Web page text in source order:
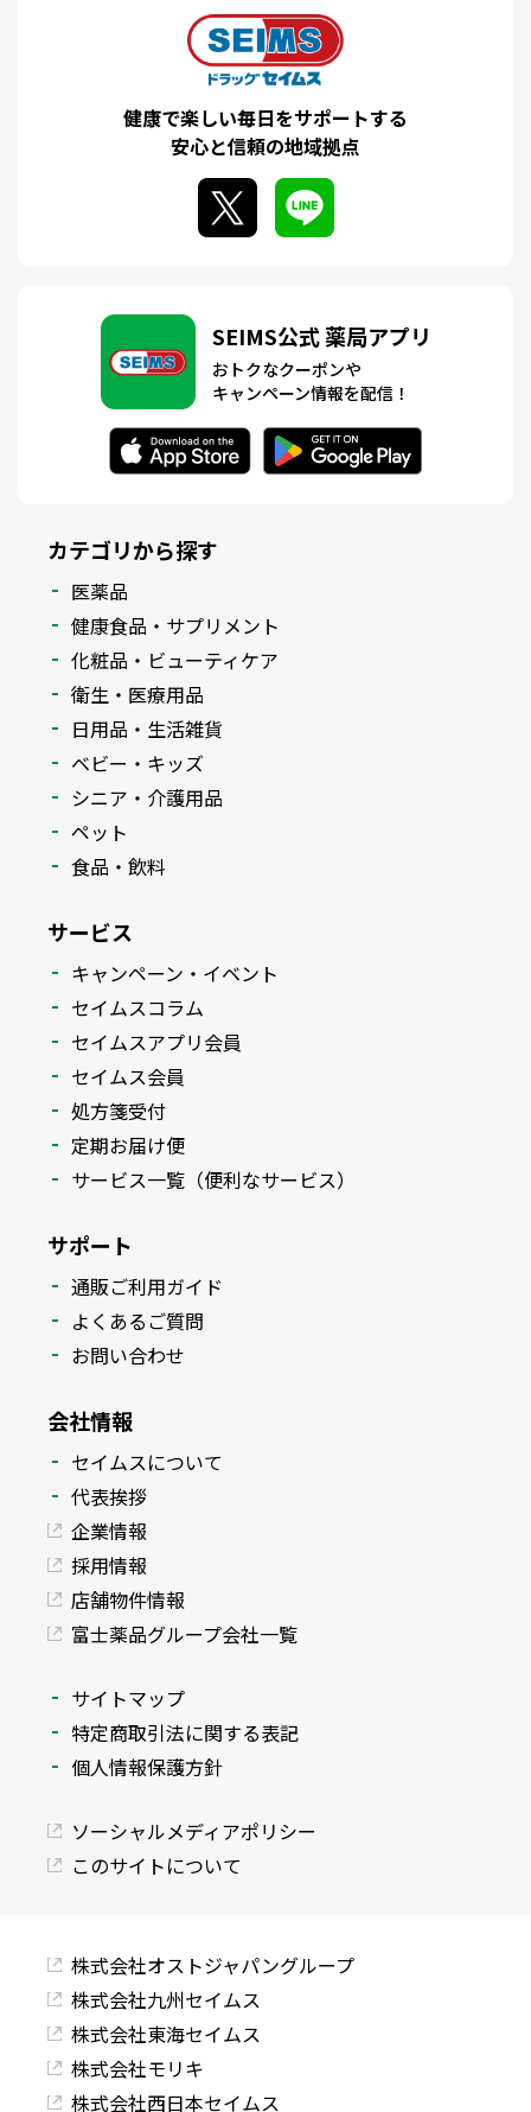
健康で楽しい毎日をサポートする
安心と信頼の地域拠点
SEIMS公式 薬局アプリ
おトクなクーポンや
キャンペーン情報を配信！
カテゴリから探す
医薬品
健康食品・サプリメント
化粧品・ビューティケア
衛生・医療用品
日用品・生活雑貨
ベビー・キッズ
シニア・介護用品
ペット
食品・飲料
サービス
キャンペーン・イベント
セイムスコラム
セイムスアプリ会員
セイムス会員
処方箋受付
定期お届け便
サービス一覧（便利なサービス）
サポート
通販ご利用ガイド
よくあるご質問
お問い合わせ
会社情報
セイムスについて
代表挨拶
企業情報
採用情報
店舗物件情報
富士薬品グループ会社一覧
サイトマップ
特定商取引法に関する表記
個人情報保護方針
ソーシャルメディアポリシー
このサイトについて
株式会社オストジャパングループ
株式会社九州セイムス
株式会社東海セイムス
株式会社モリキ
株式会社西日本セイムス